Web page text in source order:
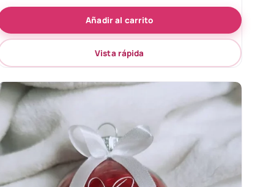
Añadir al carrito
Vista rápida